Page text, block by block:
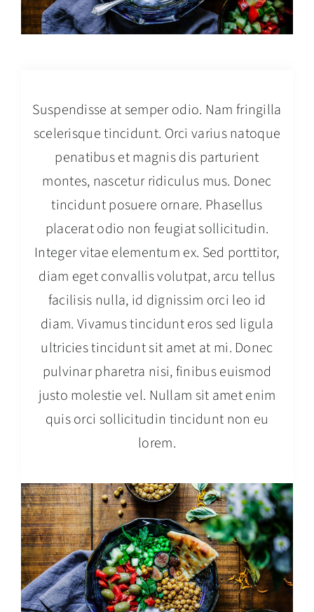
Contact
linktr.ee
Refill your herbs
Project Description
Suspendisse at semper odio. Nam fringilla
scelerisque tincidunt. Orci varius natoque
penatibus et magnis dis parturient
montes, nascetur ridiculus mus. Donec
tincidunt posuere ornare. Phasellus
placerat odio non feugiat sollicitudin.
Integer vitae elementum ex. Sed porttitor,
diam eget convallis volutpat, arcu tellus
facilisis nulla, id dignissim orci leo id
diam. Vivamus tincidunt eros sed ligula
ultricies tincidunt sit amet at mi. Donec
pulvinar pharetra nisi, finibus euismod
justo molestie vel. Nullam sit amet enim
quis orci sollicitudin tincidunt non eu
lorem.